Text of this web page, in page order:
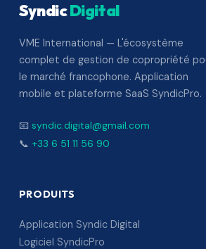
SyndicDigital
VME International — L'écosystème
complet de gestion de copropriété
le marché francophone. Application
mobile et plateforme SaaS SyndicPro.
📧 syndic.digital@gmail.com
📞 +33 6 51 11 56 90
PRODUITS
Application Syndic Digital
Logiciel SyndicPro